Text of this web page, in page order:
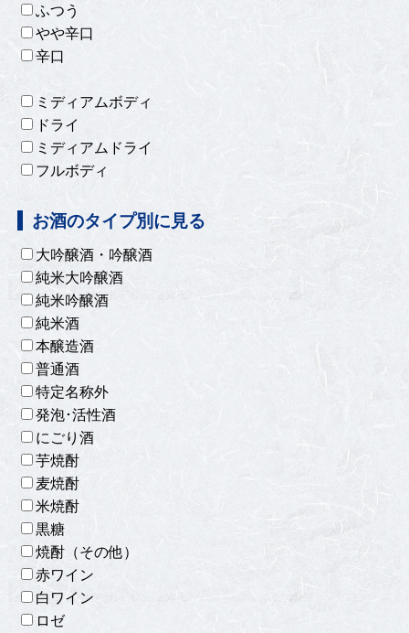
ふつう
やや辛口
辛口
ミディアムボディ
ドライ
ミディアムドライ
フルボディ
お酒のタイプ別に見る
大吟醸酒・吟醸酒
純米大吟醸酒
純米吟醸酒
純米酒
本醸造酒
普通酒
特定名称外
発泡･活性酒
にごり酒
芋焼酎
麦焼酎
米焼酎
黒糖
焼酎（その他）
赤ワイン
白ワイン
ロゼ